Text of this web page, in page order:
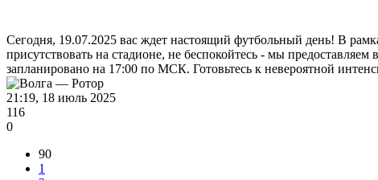
Сегодня, 19.07.2025 вас ждет настоящий футбольный день! В
присутствовать на стадионе, не беспокойтесь - мы
запланировано на 17:00 по МСК. Готовьтесь к невероятной
21:19, 18 июль 2025
116
0
90
1